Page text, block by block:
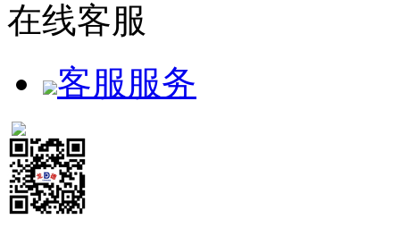
在线客服
客服服务